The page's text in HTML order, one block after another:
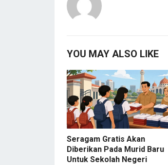
YOU MAY ALSO LIKE
Seragam Gratis Akan
Diberikan Pada Murid Baru
Untuk Sekolah Negeri